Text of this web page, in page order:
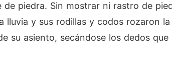
piedra. Sin mostrar ni rastro de
y sus rodillas y codos rozaron
su asiento, secándose los dedos